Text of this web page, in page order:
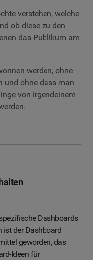
verstehen, welche
ob diese zu den
das Publikum am
werden, ohne
und ohne dass man
von irgendeinem
Dashboards
ist der Dashboard
geworden, das
Ideen für